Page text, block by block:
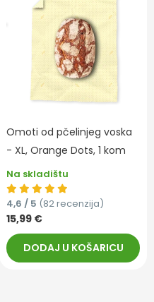
Omoti od pčelinjeg voska
- XL, Orange Dots, 1 kom
Na skladištu
4,6 / 5 (82 recenzija)
15,99 €
DODAJ U KOŠARICU